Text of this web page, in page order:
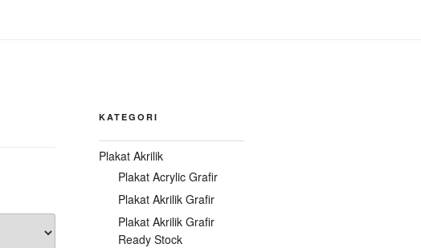
KATEGORI
Plakat Akrilik
Plakat Acrylic Grafir
Plakat Akrilik Grafir
Plakat Akrilik Grafir
Ready Stock